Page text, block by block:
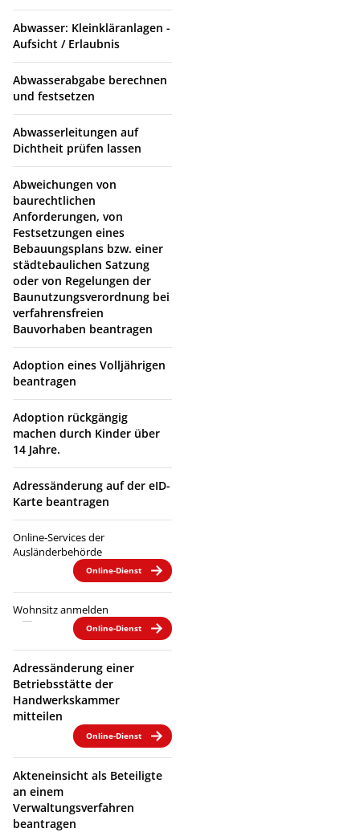
Abwasser: Kleinkläranlagen -
Aufsicht / Erlaubnis
Abwasserabgabe berechnen
und festsetzen
Abwasserleitungen auf
Dichtheit prüfen lassen
Abweichungen von
baurechtlichen
Anforderungen, von
Festsetzungen eines
Bebauungsplans bzw. einer
städtebaulichen Satzung
oder von Regelungen der
Baunutzungsverordnung bei
verfahrensfreien
Bauvorhaben beantragen
Adoption eines Volljährigen
beantragen
Adoption rückgängig
machen durch Kinder über
14 Jahre.
Adressänderung auf der eID-
Karte beantragen
Online-Services der
Ausländerbehörde
Online-Dienst
Wohnsitz anmelden
Online-Dienst
Adressänderung einer
Betriebsstätte der
Handwerkskammer
mitteilen
Online-Dienst
Akteneinsicht als Beteiligte
an einem
Verwaltungsverfahren
beantragen